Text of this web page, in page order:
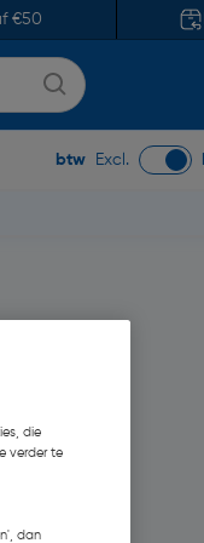
€50
btw Excl.
die
verder te
dan